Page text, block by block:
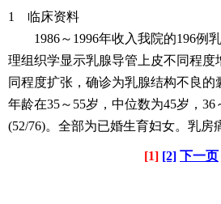
1 临床资料
1986～1996年收入我院的196例
理组织学显示乳腺导管上皮不同程度
同程度扩张，确诊为乳腺结构不良的
年龄在35～55岁，中位数为45岁，36
(52/76)。全部为已婚生育妇女。乳房
[1] [2] 下一页